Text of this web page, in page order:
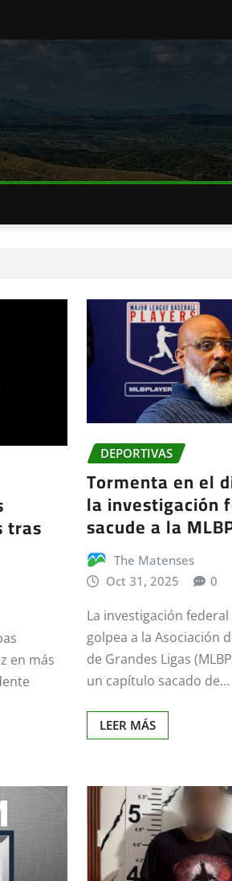
tras
en más
DEPORTIVAS
Tormenta en el
la investigación
sacude a la
The Matenses
Oct 31, 2025
0
La investigación
golpea a la Asociación
de Grandes Ligas
un capítulo sacado de…
LEER MÁS